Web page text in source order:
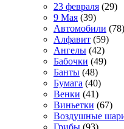
23 февраля (29)
9 Мая (39)
Автомобили (78)
Алфавит (59)
Ангелы (42)
Бабочки (49)
Банты (48)
Бумага (40)
Венки (41)
Виньетки (67)
Воздушные
Грибы (93)